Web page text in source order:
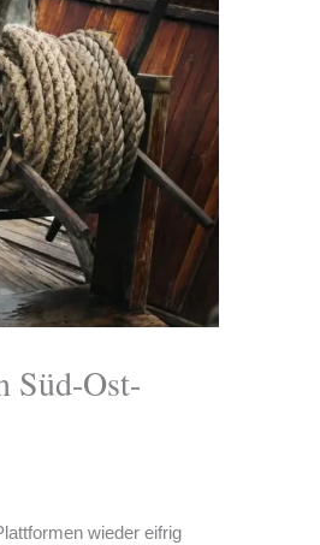
Süd-Ost-
wieder eifrig